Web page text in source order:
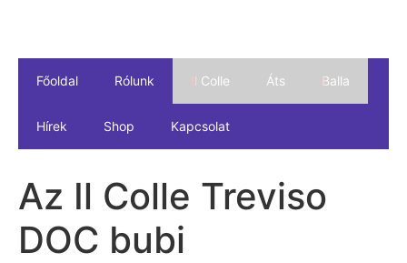
Főoldal Rólunk Il Colle Áts Balla
Hírek Shop Kapcsolat
Az Il Colle Treviso
DOC bubi